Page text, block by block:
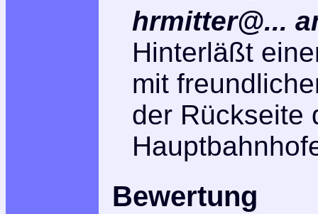
hrmitter@...
Hinterläßt
mit
der Rückseite
Bewertung